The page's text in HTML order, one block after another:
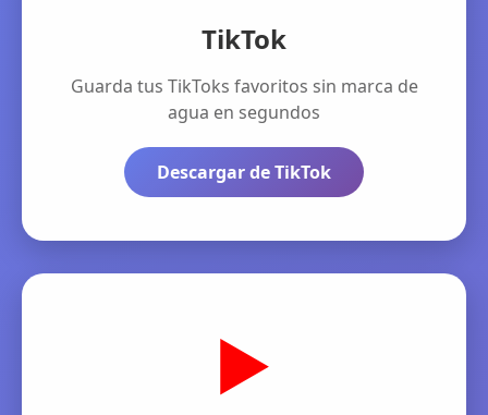
TikTok
Guarda tus TikToks favoritos sin marca de
agua en segundos
Descargar de TikTok
▶️